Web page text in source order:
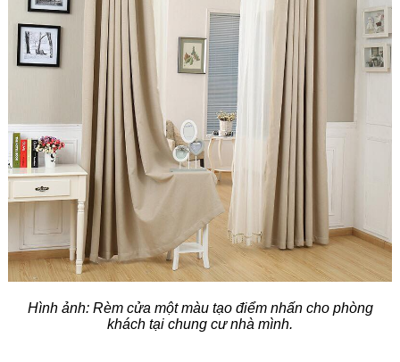
Hình ảnh: Rèm cửa một màu tạo điểm nhấn cho phòng
khách tại chung cư nhà mình.